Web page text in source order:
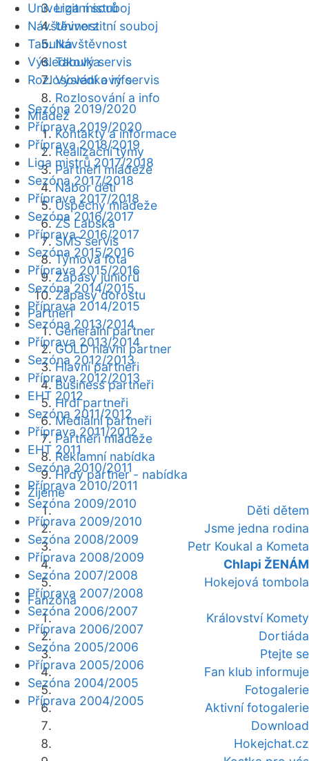
Liga mistrů
Univerzitní souboj
Návštěvnost
Tabulka
Výsledkový servis
Rozlosování a info
Mládež
Kontakty a informace
Realizační týmy
Partneři mládeže
Nábor dětí
Úspěchy mládeže
ZŠ Labská
SMS servis
Týmová fota
Zápasy juniorů
Zápasy dorostu
Partneři
Generální partner
GOLD hlavní partner
Hlavní partneři
Business partneři
Hrdí partneři
Mediální partneři
Partneři mládeže
Reklamní nabídka
Hrdý partner - nabídka
Žijeme
Děti dětem
Jsme jedna rodina
Petr Koukal a Kometa
Chlapi ŽENÁM
Hokejová tombola
Fanzóna
Království Komety
Dortiáda
Ptejte se
Fan klub informuje
Fotogalerie
Aktivní fotogalerie
Download
Hokejchat.cz
Univerzitní souboj
Návštěvnost
Tabulka
Výsledkový servis
Rozlosování a info
Sezóna 2019/2020
Příprava 2019/2020
Příprava 2018/2019
Liga mistrů 2017/2018
Sezóna 2017/2018
Příprava 2017/2018
Sezóna 2016/2017
Příprava 2016/2017
Sezóna 2015/2016
Příprava 2015/2016
Sezóna 2014/2015
Příprava 2014/2015
Sezóna 2013/2014
Příprava 2013/2014
Sezóna 2012/2013
Příprava 2012/2013
EHT 2012
Sezóna 2011/2012
Příprava 2011/2012
EHT 2011
Sezóna 2010/2011
Příprava 2010/2011
Sezóna 2009/2010
Příprava 2009/2010
Sezóna 2008/2009
Příprava 2008/2009
Sezóna 2007/2008
Příprava 2007/2008
Sezóna 2006/2007
Příprava 2006/2007
Sezóna 2005/2006
Příprava 2005/2006
Sezóna 2004/2005
Příprava 2004/2005